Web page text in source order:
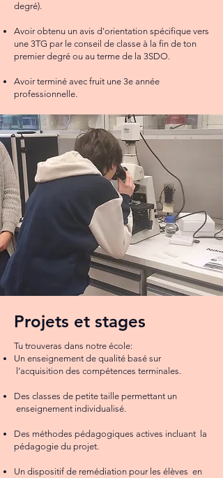
degré).
Avoir obtenu un avis d'orientation spécifique vers
une 3TG par le conseil de classe à la fin de ton
premier degré ou au terme de la 3SDO.
Avoir terminé avec fruit une 3e année
professionnelle.
Projets et stages
Tu trouveras dans notre école:
Un enseignement de qualité basé sur
l’acquisition des compétences terminales.
Des classes de petite taille permettant un
enseignement individualisé.
Des méthodes pédagogiques actives incluant la
pédagogie du projet.
Un dispositif de remédiation pour les élèves en